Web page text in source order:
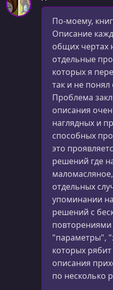
По-моему,
Описание
общих чертах
отдельные
которых я
так и не
Проблема
описания
наглядных и
способных
это
решений где
отдельных
упоминании
решений с
"параметры",
которых
описания
по несколько